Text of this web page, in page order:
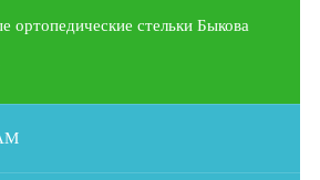
ортопедические стельки Быкова